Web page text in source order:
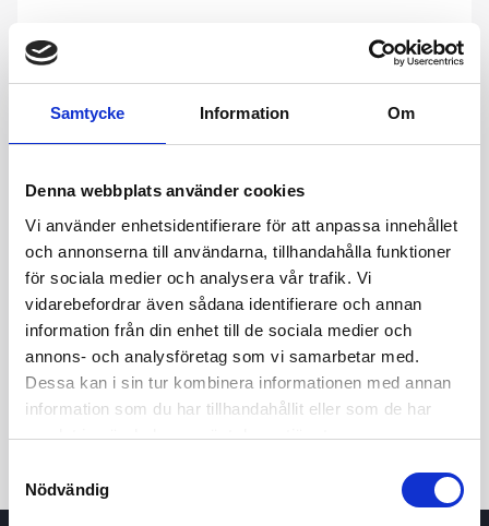
Samtycke Information Om
Denna webbplats använder cookies
Vi använder enhetsidentifierare för att anpassa innehållet
och annonserna till användarna, tillhandahålla funktioner
för sociala medier och analysera vår trafik. Vi
vidarebefordrar även sådana identifierare och annan
information från din enhet till de sociala medier och
annons- och analysföretag som vi samarbetar med.
Dessa kan i sin tur kombinera informationen med annan
information som du har tillhandahållit eller som de har
samlat in när du har använt deras tjänster.
Nödvändig
24t 7d 1m 3m 1å 5å
Köp / Sälj